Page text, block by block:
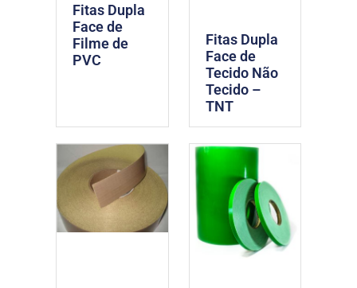
Fitas Dupla
Face de
Filme de
PVC
Fitas Dupla
Face de
Tecido Não
Tecido –
TNT